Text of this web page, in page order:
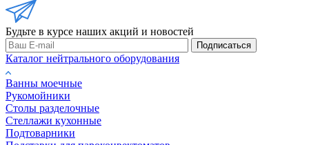
Будьте в курсе наших акций и новостей
Подписаться
Каталог нейтрального оборудования
Ванны моечные
Рукомойники
Столы разделочные
Стеллажи кухонные
Подтоварники